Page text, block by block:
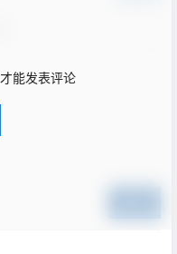
能发表评论